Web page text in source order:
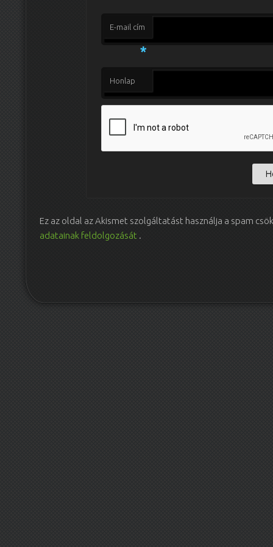
E-mail cím
*
Honlap
Ez az oldal az Akismet szolgáltatást használja a spam
adatainak feldolgozását .